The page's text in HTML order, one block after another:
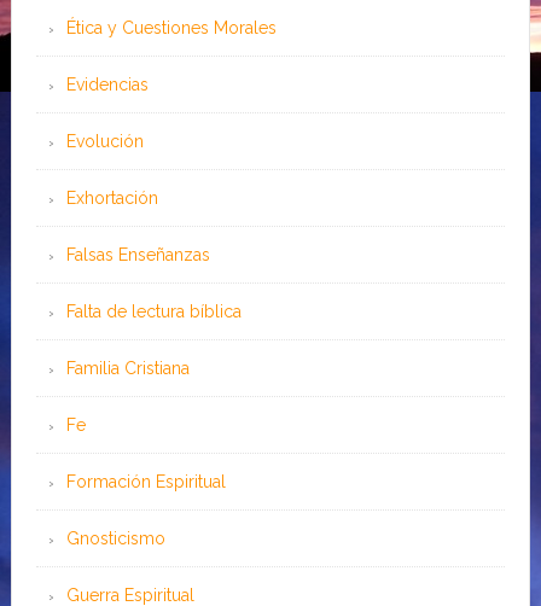
Ética y Cuestiones Morales
Evidencias
Evolución
Exhortación
Falsas Enseñanzas
Falta de lectura bíblica
Familia Cristiana
Fe
Formación Espiritual
Gnosticismo
Guerra Espiritual